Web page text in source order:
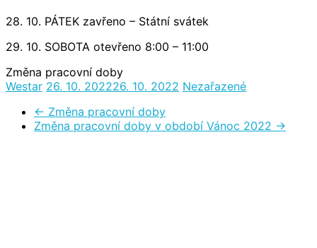
28. 10. PÁTEK zavřeno – Státní svátek
29. 10. SOBOTA otevřeno 8:00 – 11:00
Změna pracovní doby
Westar 26. 10. 202226. 10. 2022 Nezařazené
← Změna pracovní doby
Změna pracovní doby v období Vánoc 2022 →